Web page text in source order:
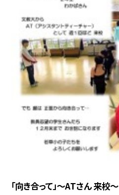
「向き合って」～ATさん 来校～